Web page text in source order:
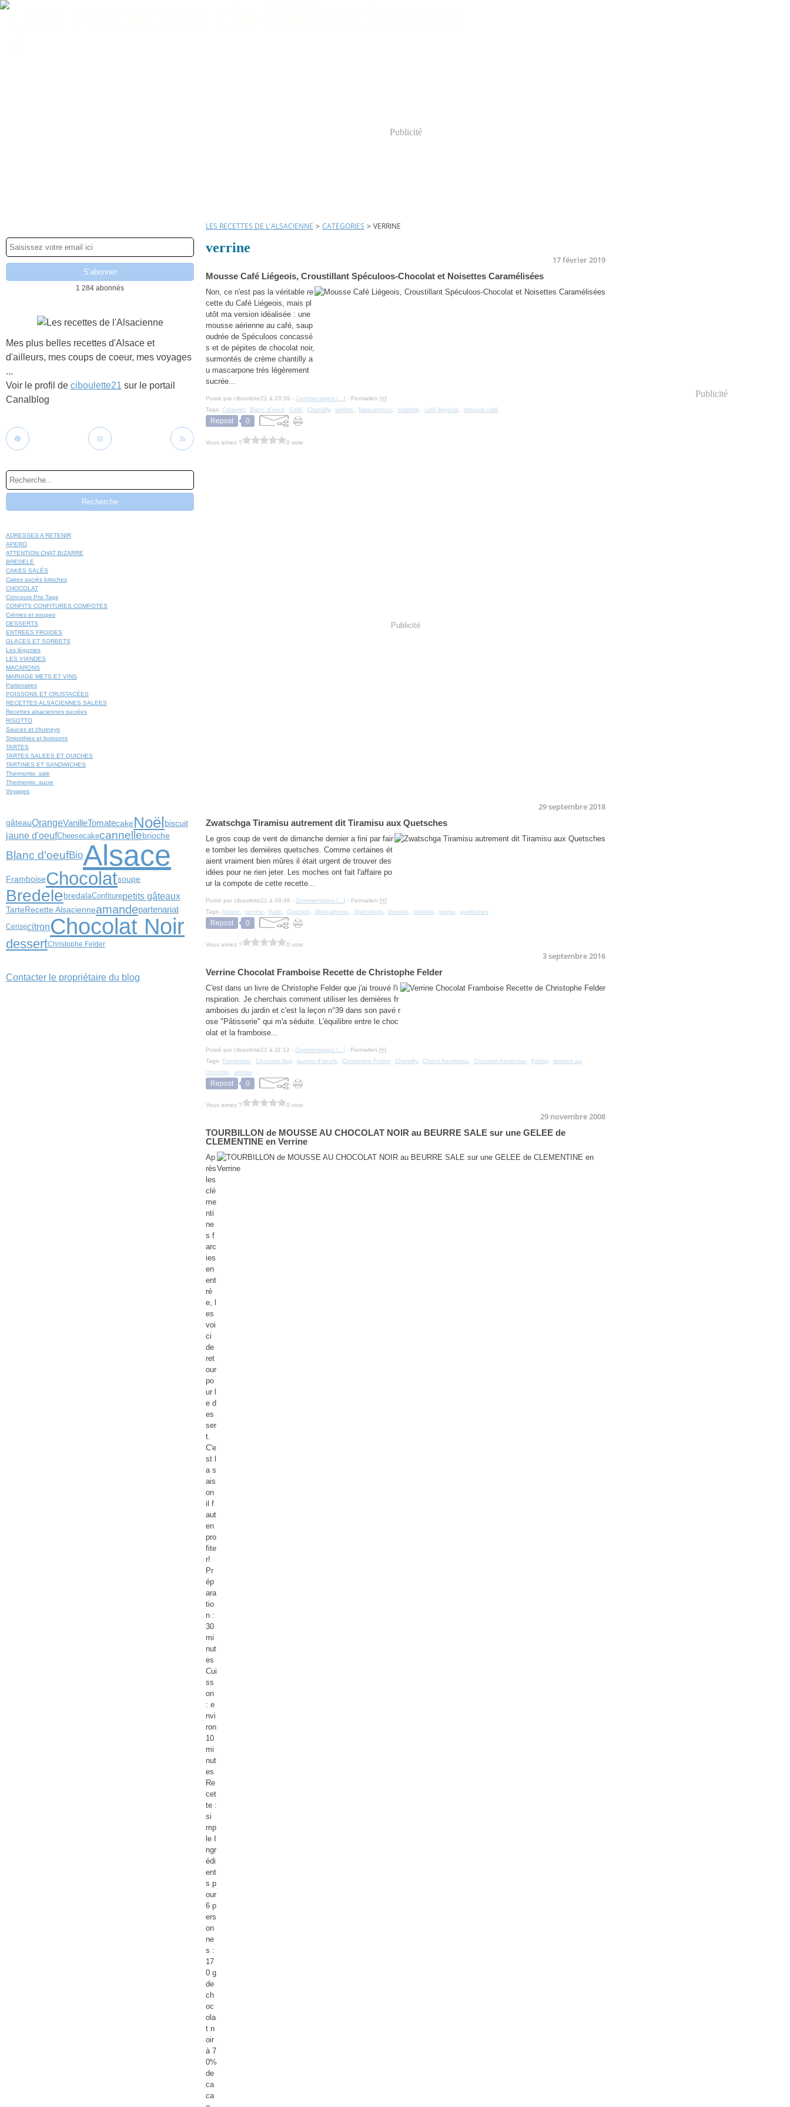
Publicité
1 284 abonnés
Mes plus belles recettes d'Alsace et
d'ailleurs, mes coups de coeur, mes voyages
...
Voir le profil de ciboulette21 sur le portail
Canalblog
ADRESSES A RETENIR
APERO
ATTENTION CHAT BIZARRE
BREDELE
CAKES SALÉS
Cakes sucrés brioches
CHOCOLAT
Concours Prix Tags
CONFITS CONFITURES COMPOTES
Crèmes et soupes
DESSERTS
ENTREES FROIDES
GLACES ET SORBETS
Les légumes
LES VIANDES
MACARONS
MARIAGE METS ET VINS
Partenaires
POISSONS ET CRUSTACÉES
RECETTES ALSACIENNES SALEES
Recettes alsaciennes sucrées
RISOTTO
Sauces et chutneys
Smoothies et boissons
TARTES
TARTES SALEES ET QUICHES
TARTINES ET SANDWICHES
Thermomix_sale
Thermomix_sucre
Voyages
gâteauOrangeVanilleTomatecakeNoël biscuit
jaune d'oeufCheesecakecannellebrioche
Blanc d'oeufBioAlsace
FramboiseChocolatsoupe
Bredele bredalaConfiturepetits gâteaux
TarteRecette Alsacienneamandepartenariat
CerisecitronChocolat Noir
dessertChristophe Felder
Contacter le propriétaire du blog
LES RECETTES DE L'ALSACIENNE > CATEGORIES > VERRINE
verrine
17 février 2019
Mousse Café Liégeois, Croustillant Spéculoos-Chocolat et Noisettes Caramélisées
Non, ce n'est pas la véritable re
cette du Café Liégeois, mais pl
utôt ma version idéalisée : une
mousse aérienne au café, saup
oudrée de Spéculoos concassé
s et de pépites de chocolat noir,
surmontés de crème chantilly a
u mascarpone très légèrement
sucrée...
Posté par ciboulette21 à 20:39 - Commentaires [ ] - Permalien [#]
Tags: Caramel Blanc d'oeuf Café Chantilly, verrine Mascarpone noisette café liégeois mousse café
Repost 0
Vous aimez ? 0 vote
Publicité
29 septembre 2018
Zwatschga Tiramisu autrement dit Tiramisu aux Quetsches
Le gros coup de vent de dimanche dernier a fini par fair
e tomber les dernières quetsches. Comme certaines ét
aient vraiment bien mûres il était urgent de trouver des
idées pour ne rien jeter. Les moches ont fait l'affaire po
ur la compote de cette recette...
Posté par ciboulette21 à 09:49 - Commentaires [ ] - Permalien [#]
Tags: Alsace verrine Italie Quetsch Mascarpone Spéculoos dessert tiramisu prune quetsches
Repost 0
Vous aimez ? 0 vote
3 septembre 2016
Verrine Chocolat Framboise Recette de Christophe Felder
C'est dans un livre de Christophe Felder que j'ai trouvé l'i
nspiration. Je cherchais comment utiliser les dernières fr
amboises du jardin et c'est la leçon n°39 dans son pavé r
ose "Pâtisserie" qui m'a séduite. L'équilibre entre le choc
olat et la framboise...
Posté par ciboulette21 à 11:12 - Commentaires [ ] - Permalien [#]
Tags: Framboise Chocolat Noir, jaunes d'oeufs Christophe Felder, Chantilly, Choco-framboise Chocolat framboise Felder, dessert au
chocolat
verrine
Repost 0
Vous aimez ? 0 vote
29 novembre 2008
TOURBILLON de MOUSSE AU CHOCOLAT NOIR au BEURRE SALE sur une GELEE de
CLEMENTINE en Verrine
Ap
rès
les
clé
me
nti
ne
s f
arc
ies
en
ent
ré
e, l
es
voi
ci
de
ret
our
po
ur l
e d
es
ser
t.
C'e
st l
a s
ais
on
il f
aut
en
pro
fite
r!
Pr
ép
ara
tio
n :
30
mi
nut
es
Cui
ss
on
: e
nvi
ron
10
mi
nut
es
Re
cet
te :
si
mp
le I
ngr
édi
ent
s p
our
6 p
ers
on
ne
s :
17
0 g
de
ch
oc
ola
t n
oir
à 7
0%
de
ca
ca
Publicité